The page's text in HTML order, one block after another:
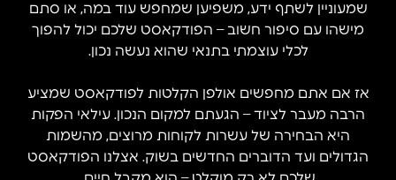
שמעוניין לשתף ידע, משפיען שמחפש עוד במה, או סתם
מישהו עם סיפור חשוב – הפודקאסט שלכם יכול להפוך
לכלי עוצמתי בתנאי שהוא נעשה נכון.
אז אם אתם מחפשים אולפן הקלטות לפודקאסט שמציע
הרבה מעבר לציוד – הגעתם למקום הנכון. עילאי הפקות
היא הבחירה של עשרות לקוחות מרוצים, מהשמות
הגדולים ועד הדוברים החדשים בשוק. אצלנו הפודקאסט